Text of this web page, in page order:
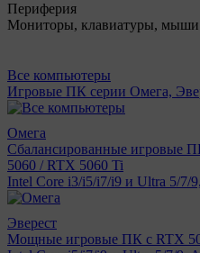
Периферия
Мониторы, клавиатуры, мыши
Все компьютеры
Игровые ПК серии Омега,
Омега
Сбалансированные игровые
5060 / RTX 5060 Ti
Intel Core i3/i5/i7/i9 и Ultra 5/7/
Эверест
Мощные игровые ПК с RTX